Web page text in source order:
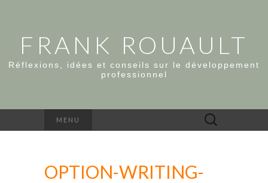
FRANK ROUAULT
Réflexions, idées et conseils sur le développement
professionnel
MENU Rechercher :
OPTION-WRITING-